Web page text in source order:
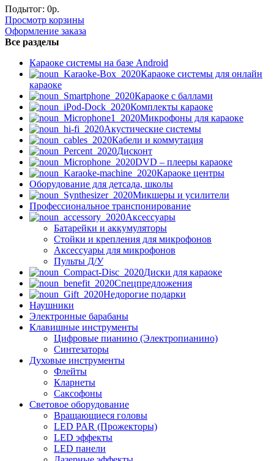
Подытог: 0р.
Просмотр корзины
Оформление заказа
Все разделы
Караоке системы на базе Android
Караоке системы для онлайн
караоке
Караоке с баллами
Комплекты караоке
Микрофоны для караоке
Акустические системы
Кабели и коммутация
Дисконт
DVD – плееры караоке
Караоке центры
Оборудование для детсада, школы
Микшеры и усилители
Профессиональное транспонирование
Аксессуары
Батарейки и аккумуляторы
Стойки и крепления для микрофонов
Аксессуары для микрофонов
Пульты Д/У
Диски для караоке
Спецпредложения
Недорогие подарки
Наушники
Электронные барабаны
Клавишные инструменты
Цифровые пианино (Электропианино)
Синтезаторы
Духовые инструменты
Флейты
Кларнеты
Саксофоны
Световое оборудование
Вращающиеся головы
LED PAR (Прожекторы)
LED эффекты
LED панели